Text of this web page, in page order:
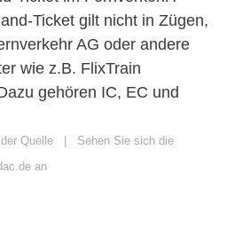
Ticket gilt nicht in Zügen,
AG oder andere
wie z.B. FlixTrain
gehören IC, EC und
Quelle | Sehen Sie sich die
an